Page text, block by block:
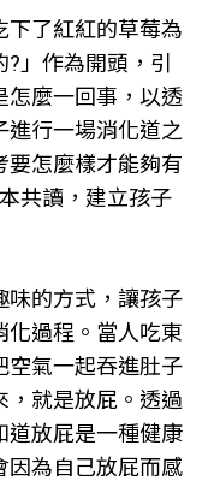
下了紅紅的草莓為
」作為開頭，引
怎麼一回事，以透
進行一場消化道之
要怎麼樣才能夠有
共讀，建立孩子
味的方式，讓孩子
化過程。當人吃東
空氣一起吞進肚子
，就是放屁。透過
道放屁是一種健康
因為自己放屁而感